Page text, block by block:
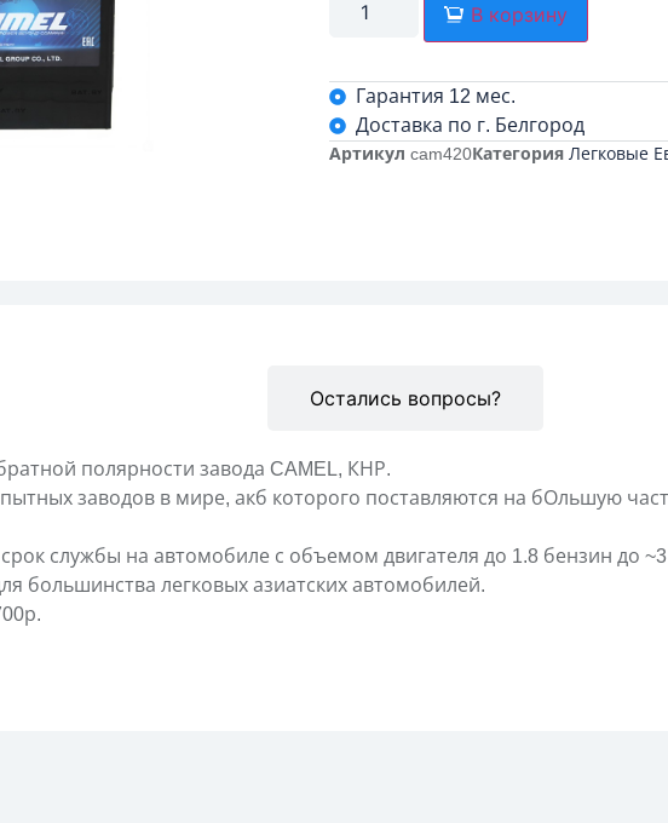
В корзину
Гарантия 12 мес.
Доставка по г. Белгород
Артикул cam420Категория Легковые
Остались вопросы?
полярности завода CAMEL, КНР.
заводов в мире, акб которого поставляются на бОльшую
службы на автомобиле с объемом двигателя до 1.8 бензин до ~3
большинства легковых азиатских автомобилей.